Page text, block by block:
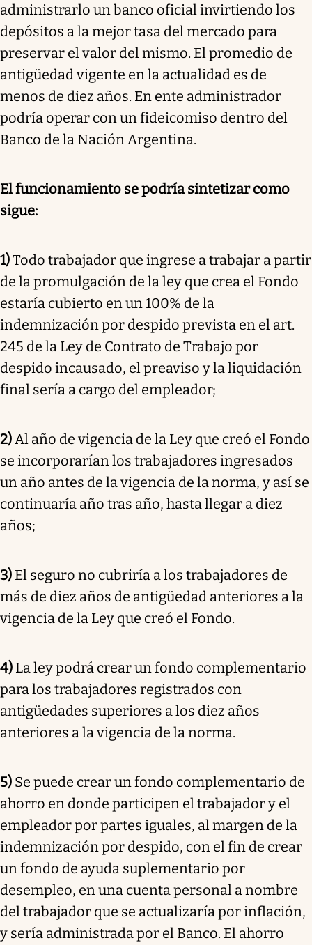
administrarlo un banco oficial invirtiendo los
depósitos a la mejor tasa del mercado para
preservar el valor del mismo. El promedio de
antigüedad vigente en la actualidad es de
menos de diez años. En ente administrador
podría operar con un fideicomiso dentro del
Banco de la Nación Argentina.
El funcionamiento se podría sintetizar como
sigue:
1)Todo trabajador que ingrese a trabajar a partir
de la promulgación de la ley que crea el Fondo
estaría cubierto en un 100% de la
indemnización por despido prevista en el art.
245 de la Ley de Contrato de Trabajo por
despido incausado, el preaviso y la liquidación
final sería a cargo del empleador;
2)Al año de vigencia de la Ley que creó el Fondo
se incorporarían los trabajadores ingresados
un año antes de la vigencia de la norma, y así se
continuaría año tras año, hasta llegar a diez
años;
3) El seguro no cubriría a los trabajadores de
más de diez años de antigüedad anteriores a la
vigencia de la Ley que creó el Fondo.
4) La ley podrá crear un fondo complementario
para los trabajadores registrados con
antigüedades superiores a los diez años
anteriores a la vigencia de la norma.
5) Se puede crear un fondo complementario de
ahorro en donde participen el trabajador y el
empleador por partes iguales, al margen de la
indemnización por despido, con el fin de crear
un fondo de ayuda suplementario por
desempleo, en una cuenta personal a nombre
del trabajador que se actualizaría por inflación,
y sería administrada por el Banco. El ahorro